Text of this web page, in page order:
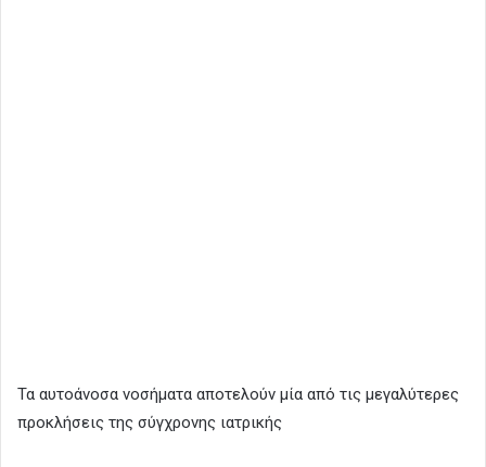
Τα αυτοάνοσα νοσήματα αποτελούν μία από τις μεγαλύτερες
προκλήσεις της σύγχρονης ιατρικής